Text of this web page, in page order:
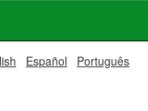
Español Português